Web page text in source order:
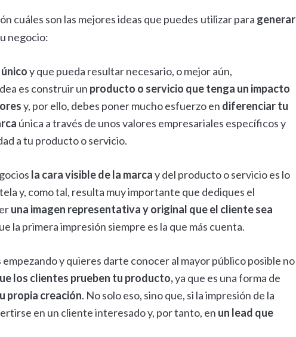
cuáles son las mejores ideas que puedes utilizar para generar
negocio:
y que pueda resultar necesario, o mejor aún,
es construir un producto o servicio que tenga un impacto
y, por ello, debes poner mucho esfuerzo en diferenciar tu
única a través de unos valores empresariales específicos y
a tu producto o servicio.
la cara visible de la marcay del producto o servicio es lo
y, como tal, resulta muy importante que dediques el
una imagen representativa y original que el cliente sea
la primera impresión siempre es la que más cuenta.
empezando y quieres darte conocer al mayor público posible no
los clientes prueben tu producto,ya que es una forma de
propia creación. No solo eso, sino que, si la impresión de la
en un cliente interesado y, por tanto, en un lead que